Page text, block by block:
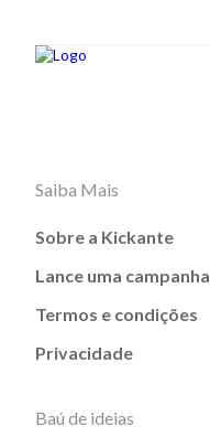
Saiba Mais
Sobre a Kickante
Lance uma campanha
Termos e condições
Privacidade
Baú de ideias